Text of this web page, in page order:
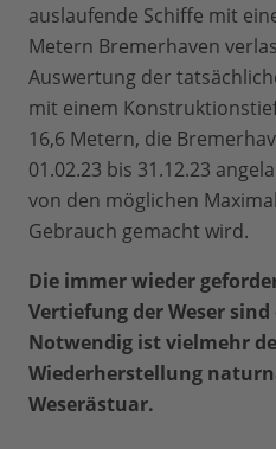
auslaufende Schiffe mit
Metern Bremerhaven
Auswertung der
mit einem
16,6 Metern, die
01.02.23 bis 31.12.23
von den möglichen
Gebrauch gemacht wird.
Die immer wieder
Vertiefung der Weser
Notwendig ist vielmehr
Wiederherstellung
Weserästuar.